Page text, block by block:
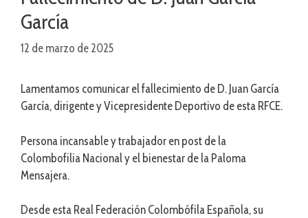
García
12 de marzo de 2025
Lamentamos comunicar el fallecimiento de D. Juan García
García, dirigente y Vicepresidente Deportivo de esta RFCE.
Persona incansable y trabajador en post de la
Colombofilia Nacional y el bienestar de la Paloma
Mensajera.
Desde esta Real Federación Colombófila Española, su